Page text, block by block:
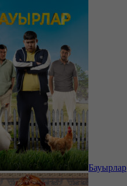
Бауырлар